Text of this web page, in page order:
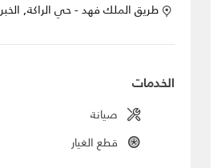
طريق الملك فهد - حي الراكة, الخبر
الخدمات
صيانة
قطع الغيار